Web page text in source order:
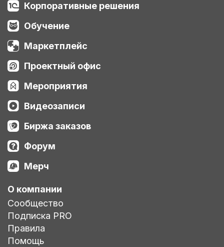
Корпоративные решения
Обучение
Маркетплейс
Проектный офис
Мероприятия
Видеозаписи
Биржа заказов
Форум
Мерч
О компании
Сообщество
Подписка PRO
Правила
Помощь